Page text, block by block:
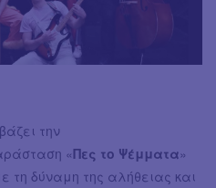
την
«Πες το Ψέμματα»
τη δύναμη της αλήθειας και